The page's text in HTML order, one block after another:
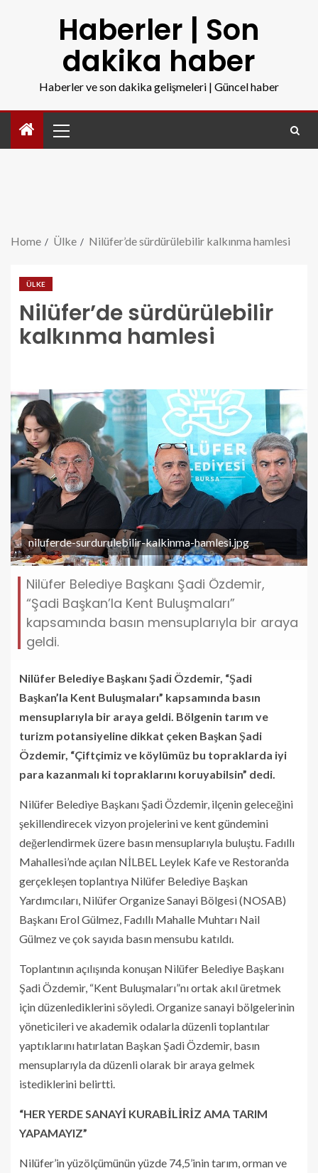
Haberler | Son
dakika haber
Haberler ve son dakika gelişmeleri | Güncel haber
Home Ülke Nilüfer’de sürdürülebilir kalkınma hamlesi
ÜLKE
Nilüfer’de sürdürülebilir
kalkınma hamlesi
niluferde-surdurulebilir-kalkinma-hamlesi.jpg
Nilüfer Belediye Başkanı Şadi Özdemir,
“Şadi Başkan’la Kent Buluşmaları”
kapsamında basın mensuplarıyla bir araya
geldi.
Nilüfer Belediye Başkanı Şadi Özdemir, “Şadi
Başkan’la Kent Buluşmaları” kapsamında basın
mensuplarıyla bir araya geldi. Bölgenin tarım ve
turizm potansiyeline dikkat çeken Başkan Şadi
Özdemir, “Çiftçimiz ve köylümüz bu topraklarda iyi
para kazanmalı ki topraklarını koruyabilsin” dedi.
Nilüfer Belediye Başkanı Şadi Özdemir, ilçenin geleceğini
şekillendirecek vizyon projelerini ve kent gündemini
değerlendirmek üzere basın mensuplarıyla buluştu. Fadıllı
Mahallesi’nde açılan NİLBEL Leylek Kafe ve Restoran’da
gerçekleşen toplantıya Nilüfer Belediye Başkan
Yardımcıları, Nilüfer Organize Sanayi Bölgesi (NOSAB)
Başkanı Erol Gülmez, Fadıllı Mahalle Muhtarı Nail
Gülmez ve çok sayıda basın mensubu katıldı.
Toplantının açılışında konuşan Nilüfer Belediye Başkanı
Şadi Özdemir, “Kent Buluşmaları”nı ortak akıl üretmek
için düzenlediklerini söyledi. Organize sanayi bölgelerinin
yöneticileri ve akademik odalarla düzenli toplantılar
yaptıklarını hatırlatan Başkan Şadi Özdemir, basın
mensuplarıyla da düzenli olarak bir araya gelmek
istediklerini belirtti.
“HER YERDE SANAYİ KURABİLİRİZ AMA TARIM
YAPAMAYIZ”
Nilüfer’in yüzölçümünün yüzde 74,5’inin tarım, orman ve